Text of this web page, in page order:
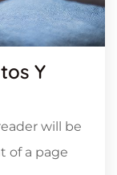
Y
will be
of a page